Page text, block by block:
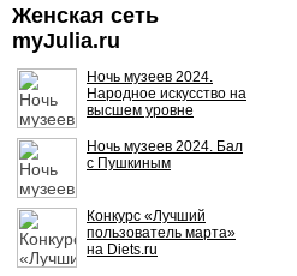
Женская сеть
myJulia.ru
Ночь музеев 2024.
Народное искусство на
высшем уровне
Ночь музеев 2024. Бал
с Пушкиным
Конкурс «Лучший
пользователь марта»
на Diets.ru